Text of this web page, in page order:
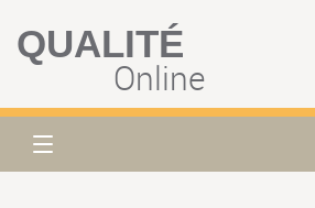
QUALITÉ
Online